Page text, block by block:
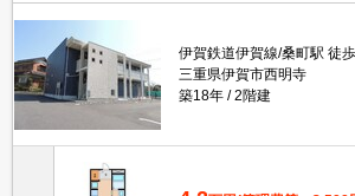
伊賀鉄道伊賀線/桑町駅 徒
三重県伊賀市西明寺
築18年
2階建